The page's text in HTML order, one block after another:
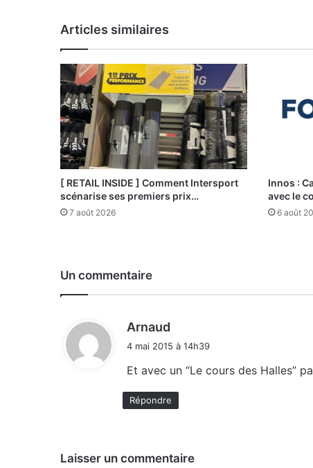
Articles similaires
[ RETAIL INSIDE ] Comment Intersport
scénarise ses premiers prix…
7 août 2026
Innos :
avec le
6 août
Un commentaire
Arnaud
i
4 mai 2015 à 14h39
Et avec un “Le cours des Halles”
Répondre
Laisser un commentaire